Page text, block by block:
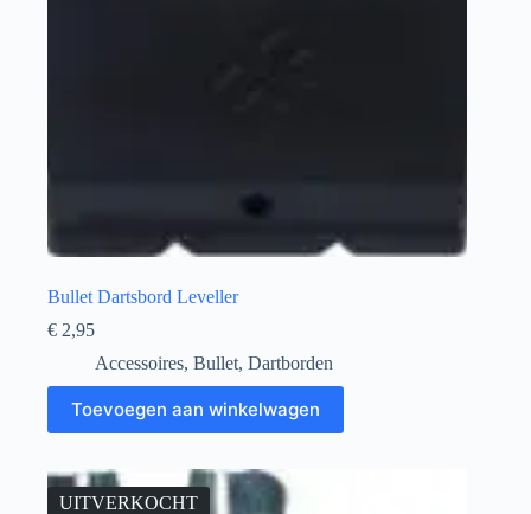
Bullet Dartsbord Leveller
€ 2,95
Accessoires, Bullet, Dartborden
Toevoegen aan winkelwagen
UITVERKOCHT